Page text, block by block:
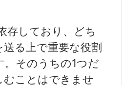
存しており、どち
る上で重要な役割
。そのうちの1つだ
むことはできませ